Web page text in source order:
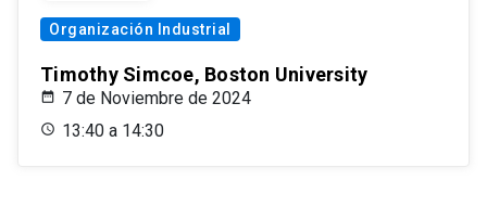
Organización Industrial
Timothy Simcoe, Boston University
7 de Noviembre de 2024
13:40 a 14:30